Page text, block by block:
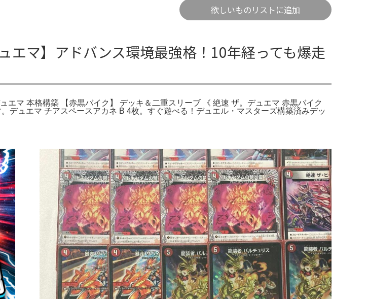
欲しいものリストに追加
マ】アドバンス環境最強格！10年経っても爆走
マ 本格構築 【赤黒バイク】 デッキ＆二重スリーブ 《 絶速 ザ。デュエマ 赤黒バイク
デュエマ チアスペースアカネ B 4枚。すぐ遊べる！デュエル・マスターズ構築済みデッ